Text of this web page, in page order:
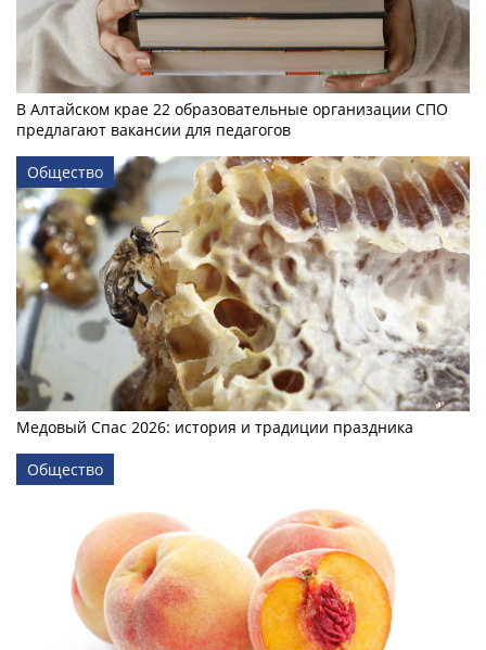
В Алтайском крае 22 образовательные организации СПО
предлагают вакансии для педагогов
Общество
Медовый Спас 2026: история и традиции праздника
Общество